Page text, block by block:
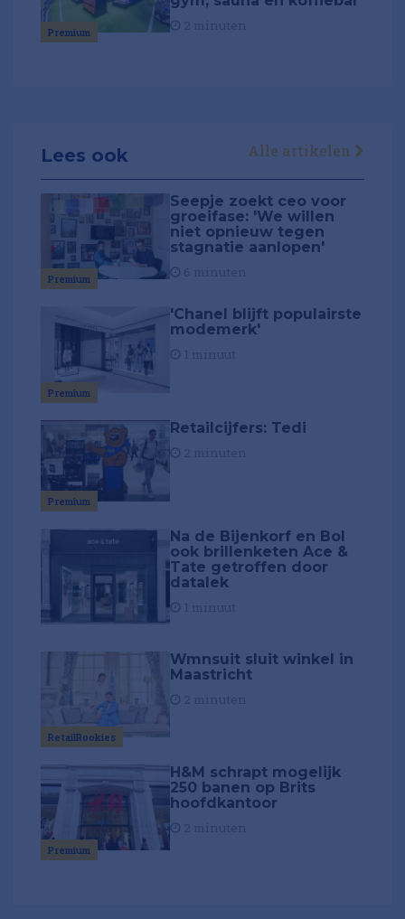
Premium
Lees ook Alle artikelen
Premium
Seepje zoekt ceo voor
groeifase: 'We willen
niet opnieuw tegen
stagnatie aanlopen'
Premium
'Chanel blijft populairste
modemerk'
Premium
Retailcijfers: Tedi
Na de Bijenkorf en Bol
ook brillenketen Ace &
Tate getroffen door
datalek
RetailRookies
Wmnsuit sluit winkel in
Maastricht
Premium
H&M schrapt mogelijk
250 banen op Brits
hoofdkantoor